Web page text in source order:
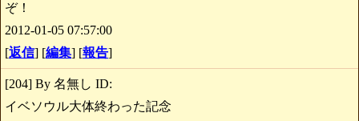
ぞ！
2012-01-05 07:57:00
[返信] [編集] [報告]
[204] By 名無し ID:
イベソウル大体終わった記念